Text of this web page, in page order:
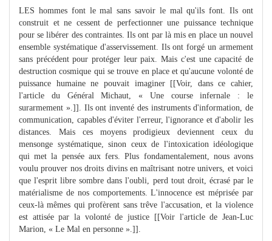
LES hommes font le mal sans savoir le mal qu'ils font. Ils ont
construit et ne cessent de perfectionner une puissance technique
pour se libérer des contraintes. Ils ont par là mis en place un nouvel
ensemble systématique d'asservissement. Ils ont forgé un armement
sans précédent pour protéger leur paix. Mais c'est une capacité de
destruction cosmique qui se trouve en place et qu'aucune volonté de
puissance humaine ne pouvait imaginer [[Voir, dans ce cahier,
l'article du Général Michaut, « Une course infernale : le
surarmement ».]]. Ils ont inventé des instruments d'information, de
communication, capables d'éviter l'erreur, l'ignorance et d'abolir les
distances. Mais ces moyens prodigieux deviennent ceux du
mensonge systématique, sinon ceux de l'intoxication idéologique
qui met la pensée aux fers. Plus fondamentalement, nous avons
voulu prouver nos droits divins en maîtrisant notre univers, et voici
que l'esprit libre sombre dans l'oubli, perd tout droit, écrasé par le
matérialisme de nos comportements. L'innocence est méprisée par
ceux-là mêmes qui profèrent sans trêve l'accusation, et la violence
est attisée par la volonté de justice [[Voir l'article de Jean-Luc
Marion, « Le Mal en personne ».]].